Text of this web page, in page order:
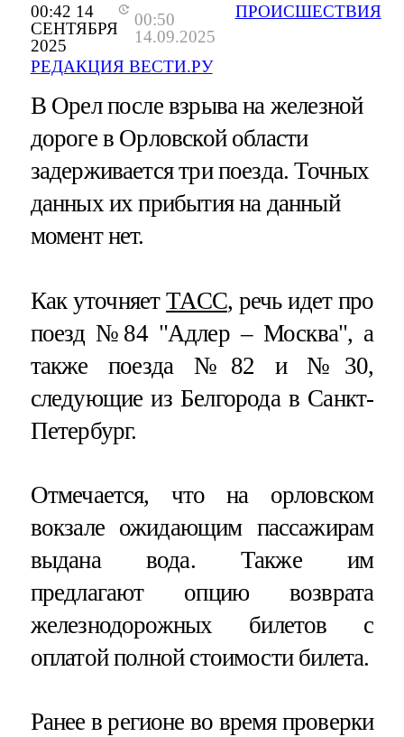
00:42 14
СЕНТЯБРЯ
2025
00:50
14.09.2025
РЕДАКЦИЯ ВЕСТИ.РУ
ПРОИСШЕСТВИЯ
В Орел после взрыва на железной
дороге в Орловской области
задерживается три поезда. Точных
данных их прибытия на данный
момент нет.
Как уточняетТАСС, речь идет про
поезд №84 "Адлер – Москва", а
также поезда №82 и №30,
следующие из Белгорода в Санкт-
Петербург.
Отмечается, что на орловском
вокзале ожидающим пассажирам
выдана вода. Также им
предлагают опцию возврата
железнодорожных билетов с
оплатой полной стоимости билета.
Ранее в регионе во время проверки